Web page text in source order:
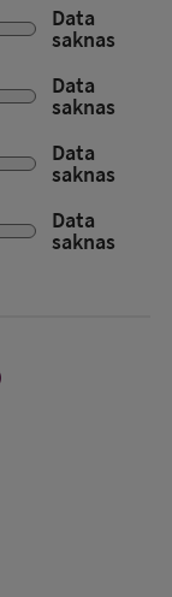
Data
saknas
Data
saknas
Data
saknas
Data
saknas